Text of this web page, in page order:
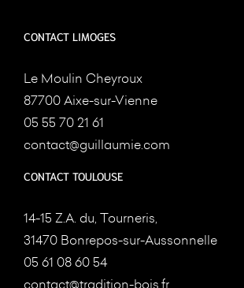
CONTACT LIMOGES
Le Moulin Cheyroux
87700 Aixe-sur-Vienne
05 55 70 21 61
contact@guillaumie.com
CONTACT TOULOUSE
14-15 Z.A. du, Tourneris,
31470 Bonrepos-sur-Aussonnelle
05 61 08 60 54
contact@tradition-bois.fr